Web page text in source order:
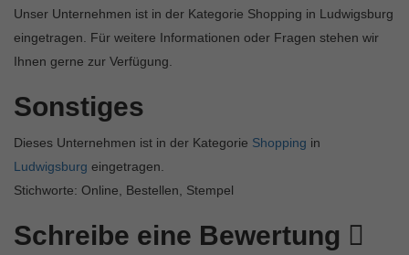
Unser Unternehmen ist in der Kategorie Shopping in Ludwigsburg
eingetragen. Für weitere Informationen oder Fragen stehen wir
Ihnen gerne zur Verfügung.
Sonstiges
Dieses Unternehmen ist in der Kategorie Shopping in
Ludwigsburg eingetragen.
Stichworte: Online, Bestellen, Stempel
Schreibe eine Bewertung